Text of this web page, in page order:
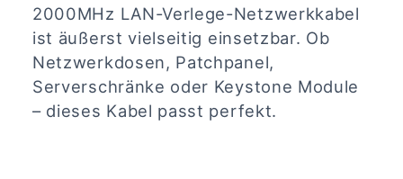
2000MHz LAN-Verlege-Netzwerkkabel
ist äußerst vielseitig einsetzbar. Ob
Netzwerkdosen, Patchpanel,
Serverschränke oder Keystone Module
– dieses Kabel passt perfekt.